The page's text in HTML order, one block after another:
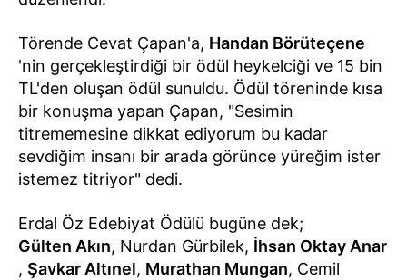
Törende Cevat Çapan'a, Handan Börüteçene
'nin gerçekleştirdiği bir ödül heykelciği ve 15 bin
TL'den oluşan ödül sunuldu. Ödül töreninde kısa
bir konuşma yapan Çapan, "Sesimin
titrememesine dikkat ediyorum bu kadar
sevdiğim insanı bir arada görünce yüreğim ister
istemez titriyor" dedi.
Erdal Öz Edebiyat Ödülü bugüne dek;
Gülten Akın, Nurdan Gürbilek, İhsan Oktay Anar
, Şavkar Altınel, Murathan Mungan, Cemil